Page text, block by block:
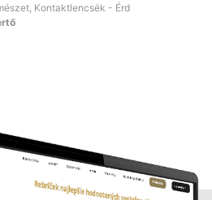
Kontaktlencsék - Érd